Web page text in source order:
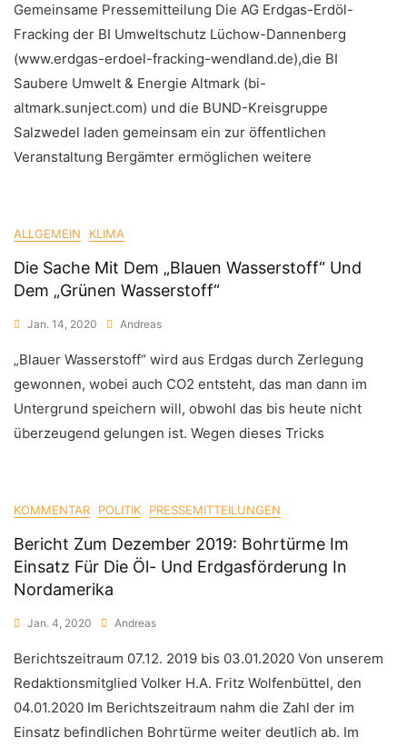
Gemeinsame Pressemitteilung Die AG Erdgas-Erdöl-
Fracking der BI Umweltschutz Lüchow-Dannenberg
(www.erdgas-erdoel-fracking-wendland.de),die BI
Saubere Umwelt & Energie Altmark (bi-
altmark.sunject.com) und die BUND-Kreisgruppe
Salzwedel laden gemeinsam ein zur öffentlichen
Veranstaltung Bergämter ermöglichen weitere
ALLGEMEIN KLIMA
Die Sache Mit Dem „Blauen Wasserstoff“ Und
Dem „Grünen Wasserstoff“
Jan. 14, 2020 Andreas
„Blauer Wasserstoff“ wird aus Erdgas durch Zerlegung
gewonnen, wobei auch CO2 entsteht, das man dann im
Untergrund speichern will, obwohl das bis heute nicht
überzeugend gelungen ist. Wegen dieses Tricks
KOMMENTAR POLITIK PRESSEMITTEILUNGEN
Bericht Zum Dezember 2019: Bohrtürme Im
Einsatz Für Die Öl- Und Erdgasförderung In
Nordamerika
Jan. 4, 2020 Andreas
Berichtszeitraum 07.12. 2019 bis 03.01.2020 Von unserem
Redaktionsmitglied Volker H.A. Fritz Wolfenbüttel, den
04.01.2020 Im Berichtszeitraum nahm die Zahl der im
Einsatz befindlichen Bohrtürme weiter deutlich ab. Im